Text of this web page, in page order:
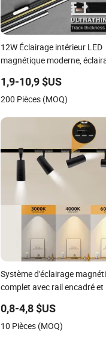
12W Éclairage intérieur LED
magnétique moderne,
lumières sur rail
1,9-10,9 $US
200 Pièces (MOQ)
Système d'éclairage
complet avec rail encadré et
0,8-4,8 $US
10 Pièces (MOQ)